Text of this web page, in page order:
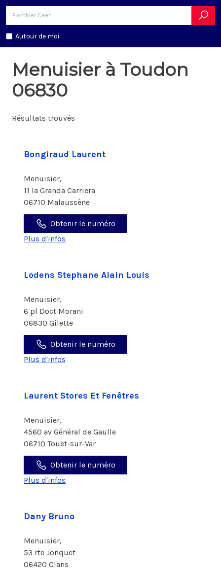
Autour de moi
Menuisier à Toudon
06830
Résultats trouvés
Bongiraud Laurent
Menuisier,
11 la Granda Carriera
06710 Malaussène
Obtenir le numéro
Plus d'infos
Lodens Stephane Alain Louis
Menuisier,
6 pl Doct Morani
06830 Gilette
Obtenir le numéro
Plus d'infos
Laurent Stores Et Fenêtres
Menuisier,
4560 av Général de Gaulle
06710 Touët-sur-Var
Obtenir le numéro
Plus d'infos
Dany Bruno
Menuisier,
53 rte Jonquet
06420 Clans